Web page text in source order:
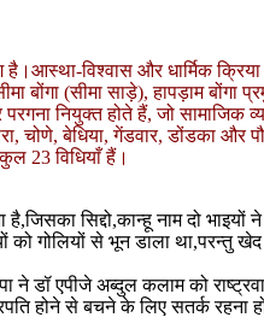
विश्वास और धार्मिक
बोंगा (सीमा साड़े), हापड़ाम
नियुक्त होते हैं, जो सामाजिक
चोणे, बेधिया, गेंडवार, डोंडका और
23 विधियाँ हैं।
सिद्दो,कान्हू नाम दो
गोलियों से भून डाला था,परन्तु खेद
डॉ एपीजे अब्दुल कलाम को
होने से बचने के लिए सतर्क रहना